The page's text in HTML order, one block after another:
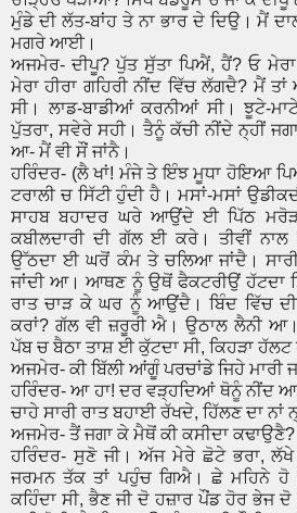
ਮੁੰਡੇ ਦੀ ਲੱਤ-ਬਾਂਹ ਤੇ ਨਾ ਭਾਰ ਦੇ ਦਿਉ। ਮੈਂ
ਮਗਰੇ ਆਈ।
ਅਜਮੇਰ- ਦੀਪੂ? ਪੁੱਤ ਸੁੱਤਾ ਪਿਐਂ, ਹੈਂ? ਓ ਮੇਰਾ
ਮੇਰਾ ਹੀਰਾ ਗਹਿਰੀ ਨੀਂਦ ਵਿੱਚ ਲੱਗਦੈ? ਮੈਂ
ਸੀ। ਲਾਡ-ਬਾਡੀਆਂ ਕਰਨੀਆਂ ਸੀ। ਝੂਟੇ-
ਪੁੱਤਰਾ, ਸਵੇਰੇ ਸਹੀ। ਤੈਨੂੰ ਕੱਚੀ ਨੀਂਦੇ ਨ੍ਹੀਂ
ਆ- ਮੈਂ ਵੀ ਸੌਂ ਜਾਂਨੈ।
ਹਰਿੰਦਰ- (ਲੈ ਖਾਂ! ਮੰਜੇ ਤੇ ਇੰਝ ਮੂਧਾ ਹੋਇਆ
ਟਰਾਲੀ ਚ ਸਿੱਟੀ ਹੁੰਦੀ ਹੈ। ਮਸਾਂ-ਮਸਾਂ
ਸਾਹਬ ਬਹਾਦਰ ਘਰੇ ਆਉਂਦੇ ਈ ਪਿੱਠ
ਕਬੀਲਦਾਰੀ ਦੀ ਗੱਲ ਈ ਕਰੇ। ਤੀਵੀਂ
ਉੱਠਦਾ ਈ ਘਰੋਂ ਕੰਮ ਤੇ ਚਲਿਆ ਜਾਂਦੈ। ਸਾਰੀ
ਜਾਂਦੀ ਆ। ਆਥਣ ਨੂੰ ਉਥੋਂ ਫੈਕਟਰੀਉਂ ਹੱਟਦਾ
ਰਾਤ ਚਾੜ ਕੇ ਘਰ ਨੂੰ ਆਉਂਦੈ। ਬਿੰਦ ਵਿੱਚ
ਕਰਾਂ? ਗੱਲ ਵੀ ਜ਼ਰੂਰੀ ਐ। ਉਠਾਲ ਲੈਨੀ
ਪੱਬ ਚ ਬੈਠਾ ਤਾਸ਼ ਈ ਕੁੱਟਦਾ ਸੀ, ਕਿਹੜਾ
ਅਜਮੇਰ- ਕੀ ਬਿੱਲੀ ਆਂਗੂੰ ਪਰਚਾਂਡੇ ਜਿਹੇ ਮਾਰੀ
ਹਰਿੰਦਰ- ਆ ਹਾ! ਦਰ ਵੜ੍ਹਦਿਆਂ ਥੋਨੂੰ ਨੀਂਦ
ਚਾਹੇ ਸਾਰੀ ਰਾਤ ਬਹਾਈ ਰੱਖਦੇ, ਹਿੱਲਣ ਦਾ ਨਾਂ
ਅਜਮੇਰ- ਤੈਂ ਜਗਾ ਕੇ ਮੈਥੋਂ ਕੀ ਕਸੀਦਾ ਕਢਾਉਣੈ?
ਹਰਿੰਦਰ- ਸੁਣੋ ਜੀ। ਅੱਜ ਮੇਰੇ ਛੋਟੇ ਭਰਾ,
ਜਰਮਨ ਤੱਕ ਤਾਂ ਪਹੁੰਚ ਗਿਐ। ਛੇ ਮਹਿਨੇ
ਕਹਿੰਦਾ ਸੀ, ਭੈਣ ਜੀ ਦੋ ਹਜ਼ਾਰ ਪੌਂਡ ਹੋਰ ਭੇਜ